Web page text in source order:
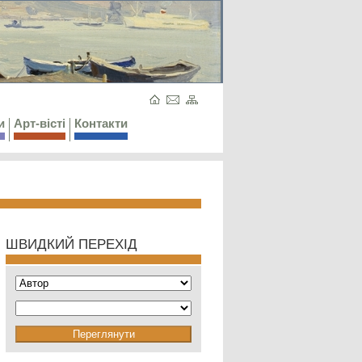
Арт-вісті Контакти
ШВИДКИЙ ПЕРЕХІД